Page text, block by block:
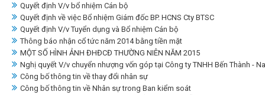
Quyết định V/v bổ nhiệm Cán bộ
Quyết định về việc Bổ nhiệm Giám đốc BP. HCNS Cty BTSC
Quyết định V/v Tuyển dụng và Bổ nhiệm Cán bộ
Thông báo nhận cổ tức năm 2014 bằng tiền mặt
MỘT SỐ HÌNH ẢNH ĐHĐCĐ THƯỜNG NIÊN NĂM 2015
Nghị quyết V/v chuyển nhượng vốn góp tại Công ty TNHH Bến Thành -
Công bố thông tin về thay đổi nhân sự
Công bố thông tin về Nhân sự trong Ban kiểm soát